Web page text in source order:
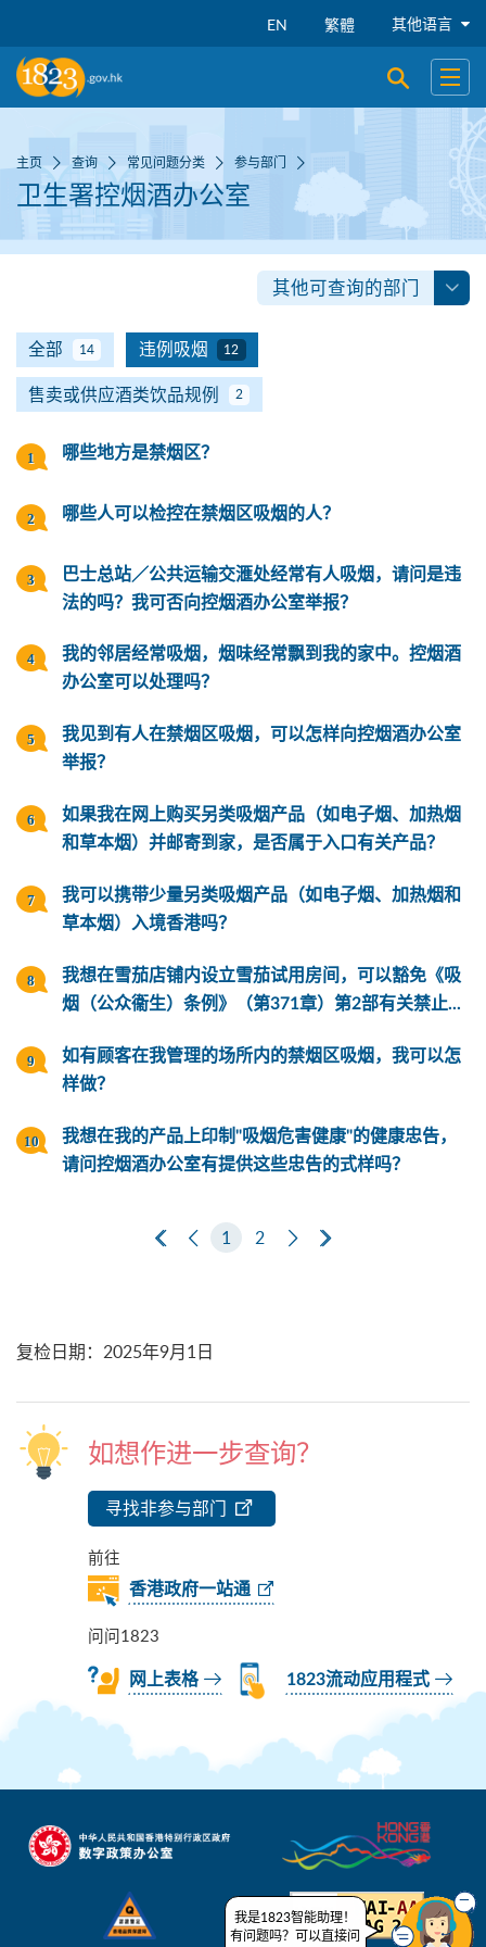
EN 繁體 其他语言
开启搜寻
开启
主页 查询 常见问题分类 参与部门
卫生署控烟酒办公室
其他可查询的部门
全部 14 违例吸烟 12
售卖或供应酒类饮品规例 2
哪些地方是禁烟区？
哪些人可以检控在禁烟区吸烟的人？
巴士总站／公共运输交滙处经常有人吸烟，请问是违
法的吗？我可否向控烟酒办公室举报？
我的邻居经常吸烟，烟味经常飘到我的家中。控烟酒
办公室可以处理吗？
我见到有人在禁烟区吸烟，可以怎样向控烟酒办公室
举报？
如果我在网上购买另类吸烟产品（如电子烟、加热烟
和草本烟）并邮寄到家，是否属于入口有关产品？
我可以携带少量另类吸烟产品（如电子烟、加热烟和
草本烟）入境香港吗？
我想在雪茄店铺内设立雪茄试用房间，可以豁免《吸
烟（公众衞生）条例》（第371章）第2部有关禁止...
如有顾客在我管理的场所内的禁烟区吸烟，我可以怎
样做？
我想在我的产品上印制"吸烟危害健康"的健康忠告，
请问控烟酒办公室有提供这些忠告的式样吗？
第一页上一页
1 2 下一页最后一页
复检日期： 2025年9月1日
如想作进一步查询？
寻找非参与部门
前往
香港政府一站通
问问1823
网上表格 1823流动应用程式
我是1823智能助理！
有问题吗？可以直接问